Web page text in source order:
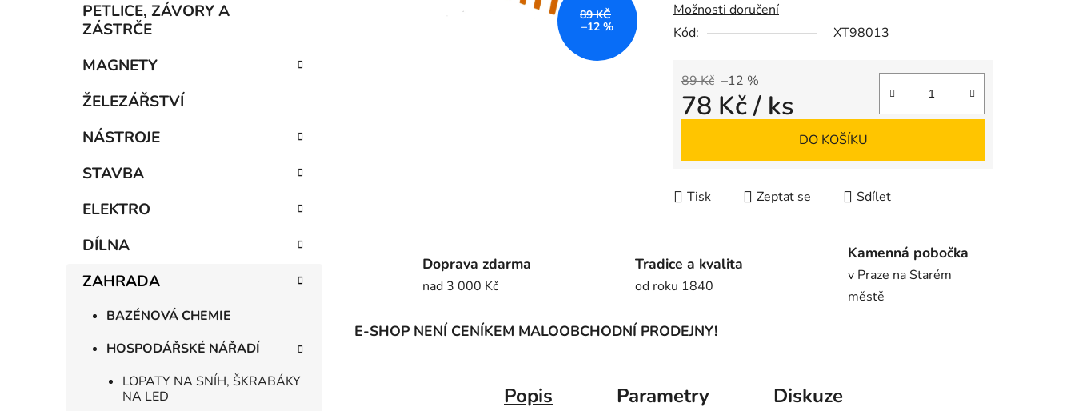
PETLICE, ZÁVORY A
ZÁSTRČE
MAGNETY
ŽELEZÁŘSTVÍ
NÁSTROJE
STAVBA
ELEKTRO
DÍLNA
ZAHRADA
BAZÉNOVÁ CHEMIE
HOSPODÁŘSKÉ NÁŘADÍ
LOPATY NA SNÍH, ŠKRABÁKY
NA LED
z
5
Možnosti doručení
Kód:
XT98013
89 Kč –12 %
78 Kč/ ks
DO KOŠÍKU
Tisk Zeptat se Sdílet
89 KČ
–12 %
Doprava zdarma
nad 3 000 Kč
Tradice a kvalita
od roku 1840
Kamenná pobočka
v Praze na Starém
městě
E-SHOP NENÍ CENÍKEM MALOOBCHODNÍ PRODEJNY!
Popis Parametry Diskuze